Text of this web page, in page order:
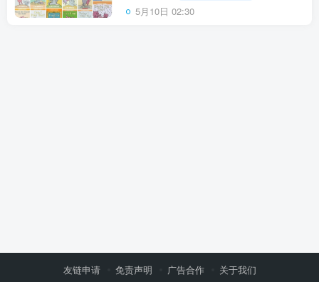
5月10日 02:30
友链申请 免责声明 广告合作 关于我们